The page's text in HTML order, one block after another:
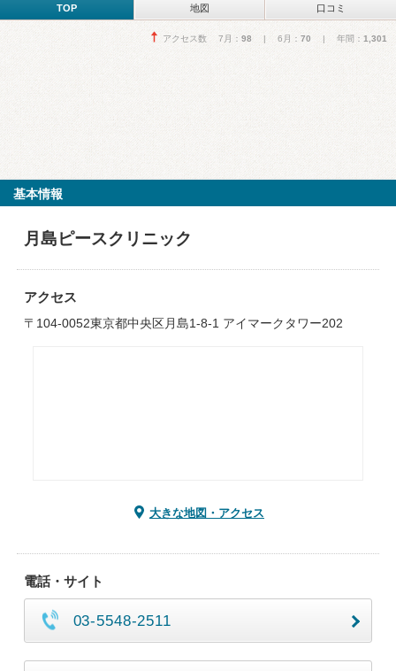
TOP 地図 口コミ
アクセス数 7月： 98 | 6月： 70 | 年間： 1,301
基本情報
月島ピースクリニック
アクセス
〒104-0052東京都中央区月島1-8-1 アイマークタワー202
大きな地図・アクセス
電話・サイト
03-5548-2511